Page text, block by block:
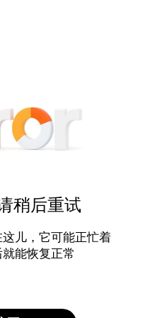
稍后重试
儿，它可能正忙着
能恢复正常